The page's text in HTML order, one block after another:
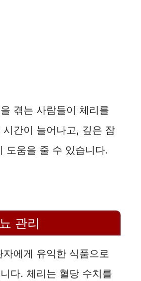
겪는 사람들이 체리를
시간이 늘어나고, 깊은 잠
도움을 줄 수 있습니다.
관리
에게 유익한 식품으로
다. 체리는 혈당 수치를